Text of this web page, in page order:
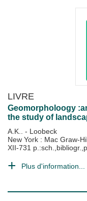
LIVRE
Geomorpholoogy
the study of
A.K.. - Loobeck
New York : Mac Graw-
XII-731
Plus d'information...